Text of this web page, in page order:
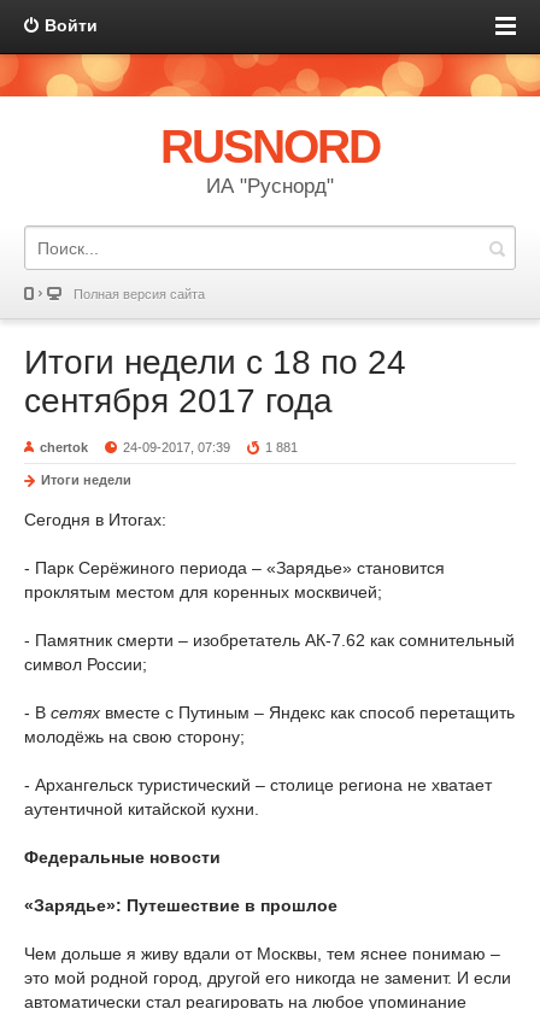
Войти
RUSNORD
ИА "Руснорд"
Полная версия сайта
Итоги недели с 18 по 24
сентября 2017 года
chertok 24-09-2017, 07:39 1 881
Итоги недели
Сегодня в Итогах:
- Парк Серёжиного периода – «Зарядье» становится
проклятым местом для коренных москвичей;
- Памятник смерти – изобретатель АК-7.62 как сомнительный
символ России;
- В сетях вместе с Путиным – Яндекс как способ перетащить
молодёжь на свою сторону;
- Архангельск туристический – столице региона не хватает
аутентичной китайской кухни.
Федеральные новости
«Зарядье»: Путешествие в прошлое
Чем дольше я живу вдали от Москвы, тем яснее понимаю –
это мой родной город, другой его никогда не заменит. И если
автоматически стал реагировать на любое упоминание